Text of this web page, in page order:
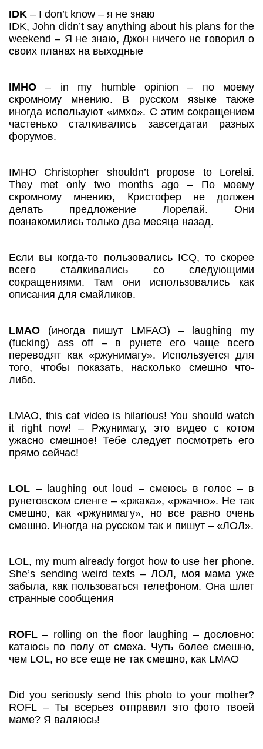
IDK – I don’t know – я не знаю
IDK, John didn’t say anything about his plans for the
weekend – Я не знаю, Джон ничего не говорил о
своих планах на выходные
IMHO – in my humble opinion – по моему
скромному мнению. В русском языке также
иногда используют «имхо». С этим сокращением
частенько сталкивались завсегдатаи разных
форумов.
IMHO Christopher shouldn’t propose to Lorelai.
They met only two months ago – По моему
скромному мнению, Кристофер не должен
делать предложение Лорелай. Они
познакомились только два месяца назад.
Если вы когда-то пользовались ICQ, то скорее
всего сталкивались со следующими
сокращениями. Там они использовались как
описания для смайликов.
LMAO (иногда пишут LMFAO) – laughing my
(fucking) ass off – в рунете его чаще всего
переводят как «ржунимагу». Используется для
того, чтобы показать, насколько смешно что-
либо.
LMAO, this cat video is hilarious! You should watch
it right now! – Ржунимагу, это видео с котом
ужасно смешное! Тебе следует посмотреть его
прямо сейчас!
LOL – laughing out loud – смеюсь в голос – в
рунетовском сленге – «ржака», «ржачно». Не так
смешно, как «ржунимагу», но все равно очень
смешно. Иногда на русском так и пишут – «ЛОЛ».
LOL, my mum already forgot how to use her phone.
She’s sending weird texts – ЛОЛ, моя мама уже
забыла, как пользоваться телефоном. Она шлет
странные сообщения
ROFL – rolling on the floor laughing – дословно:
катаюсь по полу от смеха. Чуть более смешно,
чем LOL, но все еще не так смешно, как LMAO
Did you seriously send this photo to your mother?
ROFL – Ты всерьез отправил это фото твоей
маме? Я валяюсь!